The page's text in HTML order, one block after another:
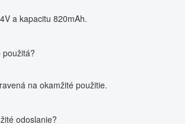
a kapacitu 820mAh.
na okamžité použitie.
odoslanie?